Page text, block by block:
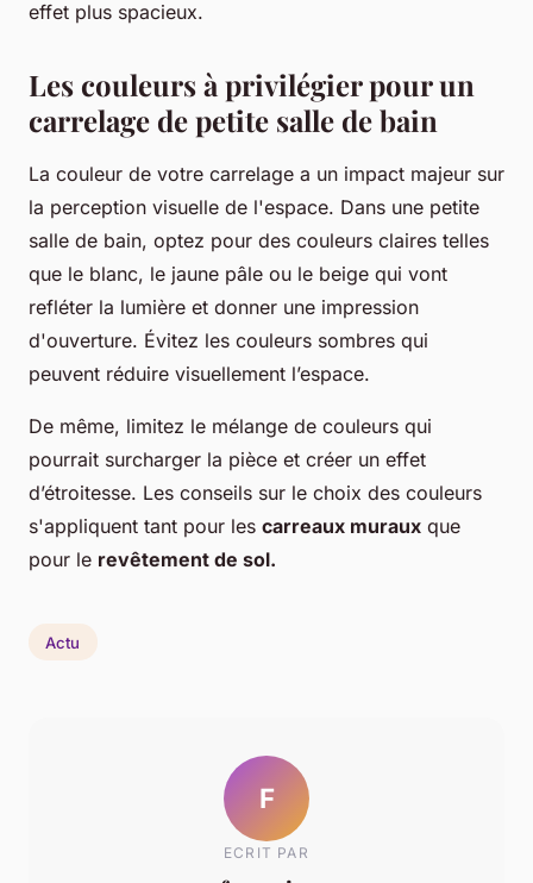
effet plus spacieux.
Les couleurs à privilégier pour un
carrelage de petite salle de bain
La couleur de votre carrelage a un impact majeur sur
la perception visuelle de l'espace. Dans une petite
salle de bain, optez pour des couleurs claires telles
que le blanc, le jaune pâle ou le beige qui vont
refléter la lumière et donner une impression
d'ouverture. Évitez les couleurs sombres qui
peuvent réduire visuellement l’espace.
De même, limitez le mélange de couleurs qui
pourrait surcharger la pièce et créer un effet
d’étroitesse. Les conseils sur le choix des couleurs
s'appliquent tant pour les carreaux muraux que
pour le revêtement de sol.
Actu
F
ECRIT PAR